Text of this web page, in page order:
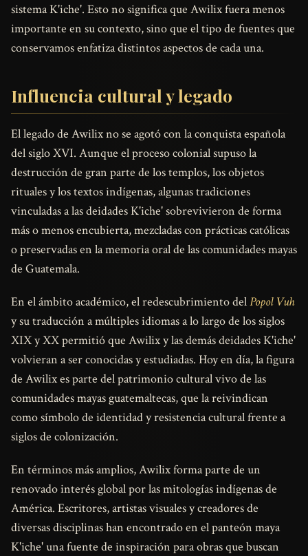
sistema K'iche'. Esto no significa que Awilix fuera menos
importante en su contexto, sino que el tipo de fuentes que
conservamos enfatiza distintos aspectos de cada una.
Influencia cultural y legado
El legado de Awilix no se agotó con la conquista española
del siglo XVI. Aunque el proceso colonial supuso la
destrucción de gran parte de los templos, los objetos
rituales y los textos indígenas, algunas tradiciones
vinculadas a las deidades K'iche' sobrevivieron de forma
más o menos encubierta, mezcladas con prácticas católicas
o preservadas en la memoria oral de las comunidades mayas
de Guatemala.
En el ámbito académico, el redescubrimiento delPopol Vuh
y su traducción a múltiples idiomas a lo largo de los siglos
XIX y XX permitió que Awilix y las demás deidades K'iche'
volvieran a ser conocidas y estudiadas. Hoy en día, la figura
de Awilix es parte del patrimonio cultural vivo de las
comunidades mayas guatemaltecas, que la reivindican
como símbolo de identidad y resistencia cultural frente a
siglos de colonización.
En términos más amplios, Awilix forma parte de un
renovado interés global por las mitologías indígenas de
América. Escritores, artistas visuales y creadores de
diversas disciplinas han encontrado en el panteón maya
K'iche' una fuente de inspiración para obras que buscan